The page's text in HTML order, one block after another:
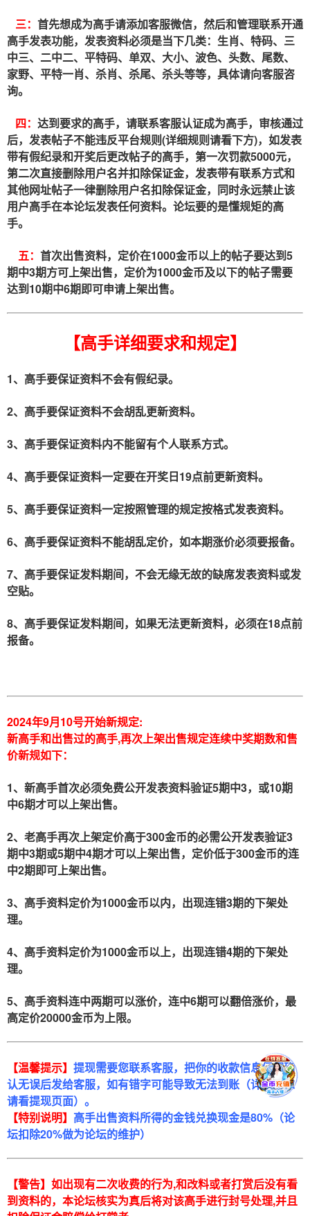
三： 首先想成为高手请添加客服微信，然后和管理联系开通
高手发表功能，发表资料必须是当下几类：生肖、特码、三
中三、二中二、平特码、单双、大小、波色、头数、尾数、
家野、平特一肖、杀肖、杀尾、杀头等等，具体请向客服咨
询。
四： 达到要求的高手，请联系客服认证成为高手，审核通过
后，发表帖子不能违反平台规则(详细规则请看下方)，如发表
带有假纪录和开奖后更改帖子的高手，第一次罚款5000元，
第二次直接删除用户名并扣除保证金，发表带有联系方式和
其他网址帖子一律删除用户名扣除保证金，同时永远禁止该
用户高手在本论坛发表任何资料。论坛要的是懂规矩的高
手。
五： 首次出售资料，定价在1000金币以上的帖子要达到5
期中3期方可上架出售，定价为1000金币及以下的帖子需要
达到10期中6期即可申请上架出售。
【高手详细要求和规定】
1、高手要保证资料不会有假纪录。
2、高手要保证资料不会胡乱更新资料。
3、高手要保证资料内不能留有个人联系方式。
4、高手要保证资料一定要在开奖日19点前更新资料。
5、高手要保证资料一定按照管理的规定按格式发表资料。
6、高手要保证资料不能胡乱定价，如本期涨价必须要报备。
7、高手要保证发料期间，不会无缘无故的缺席发表资料或发
空贴。
8、高手要保证发料期间，如果无法更新资料，必须在18点前
报备。
2024年9月10号开始新规定:
新高手和出售过的高手,再次上架出售规定连续中奖期数和售
价新规如下：
1、新高手首次必须免费公开发表资料验证5期中3，或10期
中6期才可以上架出售。
2、老高手再次上架定价高于300金币的必需公开发表验证3
期中3期或5期中4期才可以上架出售，定价低于300金币的连
中2期即可上架出售。
3、高手资料定价为1000金币以内，出现连错3期的下架处
理。
4、高手资料定价为1000金币以上，出现连错4期的下架处
理。
5、高手资料连中两期可以涨价，连中6期可以翻倍涨价，最
高定价20000金币为上限。
【温馨提示】 提现需要您联系客服，把你的收款信息仔细确
认无误后发给客服，如有错字可能导致无法到账（详细要求
请看提现页面）。
【特别说明】 高手出售资料所得的金钱兑换现金是80%（论
坛扣除20%做为论坛的维护）
【警告】如出现有二次收费的行为,和改料或者打赏后没有看
到资料的，本论坛核实为真后将对该高手进行封号处理,并且